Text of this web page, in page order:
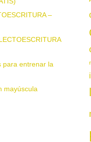
–
para entrenar la
mayúscula